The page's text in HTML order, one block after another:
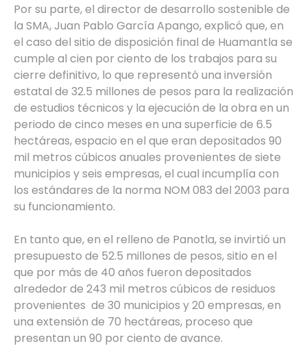
Por su parte, el director de desarrollo sostenible de
la SMA, Juan Pablo García Apango, explicó que, en
el caso del sitio de disposición final de Huamantla se
cumple al cien por ciento de los trabajos para su
cierre definitivo, lo que representó una inversión
estatal de 32.5 millones de pesos para la realización
de estudios técnicos y la ejecución de la obra en un
periodo de cinco meses en una superficie de 6.5
hectáreas, espacio en el que eran depositados 90
mil metros cúbicos anuales provenientes de siete
municipios y seis empresas, el cual incumplía con
los estándares de la norma NOM 083 del 2003 para
su funcionamiento.
En tanto que, en el relleno de Panotla, se invirtió un
presupuesto de 52.5 millones de pesos, sitio en el
que por más de 40 años fueron depositados
alrededor de 243 mil metros cúbicos de residuos
provenientes de 30 municipios y 20 empresas, en
una extensión de 70 hectáreas, proceso que
presentan un 90 por ciento de avance.